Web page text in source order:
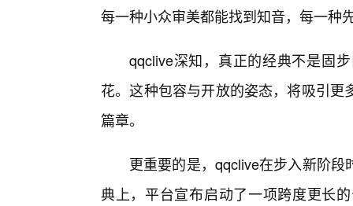
每一种小众审美都能找到知音，每一种
qqclive深知，真正的经典不是固
花。这种包容与开放的姿态，将吸引
篇章。
更重要的是，qqclive在步入新阶
典上，平台宣布启动了一项跨度更长